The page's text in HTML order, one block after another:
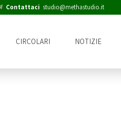
Contattaci studio@methastudio.it
CIRCOLARI NOTIZIE